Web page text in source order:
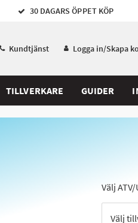
30 DAGARS ÖPPET KÖP
Kundtjänst Logga in/Skapa
TILLVERKARE GUIDER
Välj